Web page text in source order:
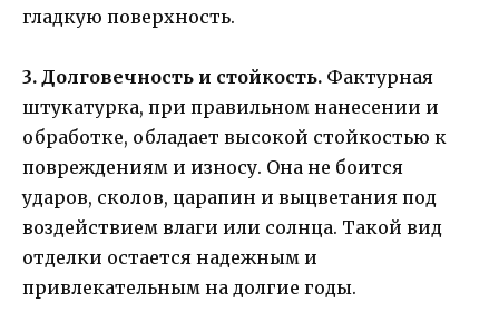
гладкую поверхность.
3. Долговечность и стойкость. Фактурная
штукатурка, при правильном нанесении и
обработке, обладает высокой стойкостью к
повреждениям и износу. Она не боится
ударов, сколов, царапин и выцветания под
воздействием влаги или солнца. Такой вид
отделки остается надежным и
привлекательным на долгие годы.